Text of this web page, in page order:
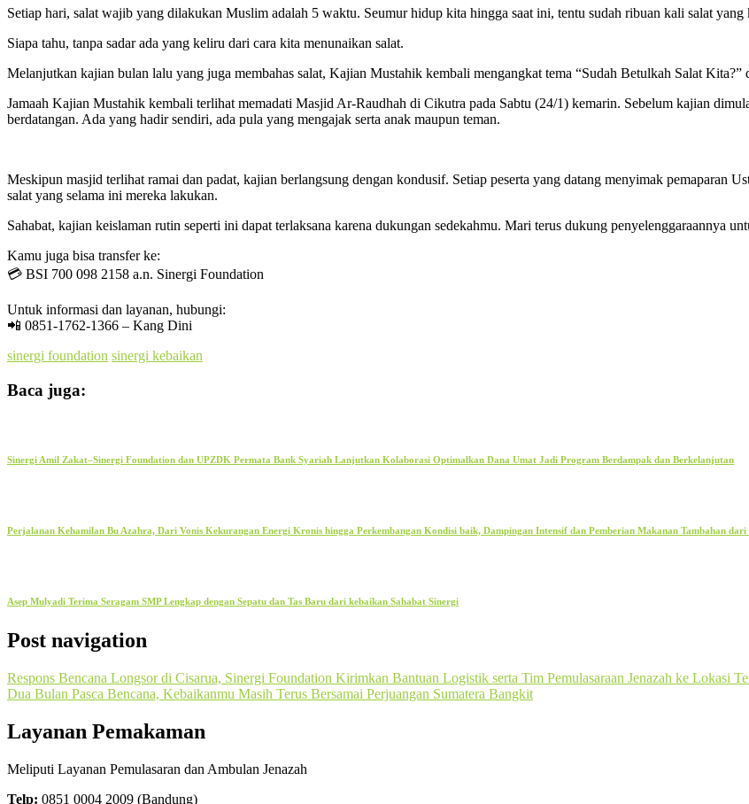
Setiap hari, salat wajib yang dilakukan Muslim adalah 5 waktu. Seumur hidup kita hingga saat ini, tentu sudah ribuan kali salat
Siapa tahu, tanpa sadar ada yang keliru dari cara kita menunaikan salat.
Melanjutkan kajian bulan lalu yang juga membahas salat, Kajian Mustahik kembali mengangkat tema “Sudah Betulkah Salat Kita?”
Jamaah Kajian Mustahik kembali terlihat memadati Masjid Ar-Raudhah di Cikutra pada Sabtu (24/1) kemarin. Sebelum kajian
berdatangan. Ada yang hadir sendiri, ada pula yang mengajak serta anak maupun teman.
Meskipun masjid terlihat ramai dan padat, kajian berlangsung dengan kondusif. Setiap peserta yang datang menyimak pemaparan
salat yang selama ini mereka lakukan.
Sahabat, kajian keislaman rutin seperti ini dapat terlaksana karena dukungan sedekahmu. Mari terus dukung penyelenggaraannya
Kamu juga bisa transfer ke:
💳 BSI 700 098 2158 a.n. Sinergi Foundation
Untuk informasi dan layanan, hubungi:
📲 0851-1762-1366 – Kang Dini
sinergi foundation sinergi kebaikan
Baca juga:
Sinergi Amil Zakat–Sinergi Foundation dan UPZDK Permata Bank Syariah Lanjutkan Kolaborasi Optimalkan Dana Umat Jadi Program Berdampak dan Berkelanjutan
Perjalanan Kehamilan Bu Azahra, Dari Vonis Kekurangan Energi Kronis hingga Perkembangan Kondisi baik, Dampingan Intensif dan Pemberian Makanan Tambahan dari
Asep Mulyadi Terima Seragam SMP Lengkap dengan Sepatu dan Tas Baru dari kebaikan Sahabat Sinergi
Post navigation
Respons Bencana Longsor di Cisarua, Sinergi Foundation Kirimkan Bantuan Logistik serta Tim Pemulasaraan Jenazah ke Lokasi
Dua Bulan Pasca Bencana, Kebaikanmu Masih Terus Bersamai Perjuangan Sumatera Bangkit
Layanan Pemakaman
Meliputi Layanan Pemulasaran dan Ambulan Jenazah
Telp: 0851 0004 2009 (Bandung)